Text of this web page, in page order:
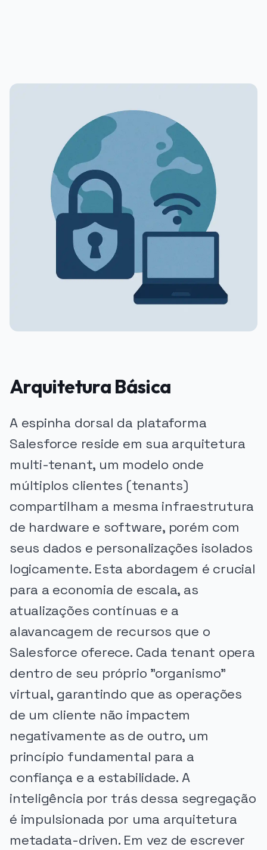
Arquitetura Básica
A espinha dorsal da plataforma
Salesforce reside em sua arquitetura
multi-tenant, um modelo onde
múltiplos clientes (tenants)
compartilham a mesma infraestrutura
de hardware e software, porém com
seus dados e personalizações isolados
logicamente. Esta abordagem é crucial
para a economia de escala, as
atualizações contínuas e a
alavancagem de recursos que o
Salesforce oferece. Cada tenant opera
dentro de seu próprio "organismo"
virtual, garantindo que as operações
de um cliente não impactem
negativamente as de outro, um
princípio fundamental para a
confiança e a estabilidade. A
inteligência por trás dessa segregação
é impulsionada por uma arquitetura
metadata-driven. Em vez de escrever